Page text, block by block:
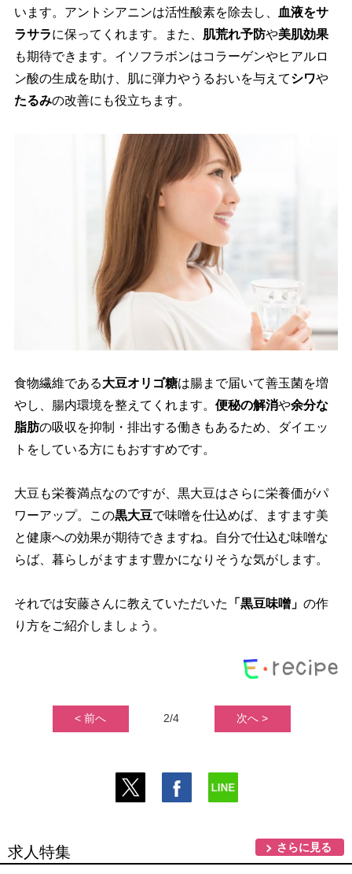
います。アントシアニンは活性酸素を除去し、
血液をサ
ラサラに保ってくれます。また、 肌荒れ予防
美肌効果
も期待できます。イソフラボンはコラーゲンやヒアルロ
ン酸の生成を助け、肌に弾力やうるおいを与えてシワ
たるみの改善にも役立ちます。
食物繊維である大豆オリゴ糖は腸まで届いて善玉菌を増
し、腸内環境を整えてくれます。 便秘の解消
余分な
脂肪の吸収を抑制・排出する働きもあるため、ダイエッ
トをしている方にもおすすめです。
大豆も栄養満点なのですが、黒大豆はさらに栄養価がパ
ワーアップ。この黒大豆で味噌を仕込めば、ますます美
と健康への効果が期待できますね。自分で仕込む味噌な
らば、暮らしがますます豊かになりそうな気がします。
それでは安藤さんに教えていただいた 「黒豆味噌」 の作
り方をご紹介しましょう。
< 前へ 2/4 次へ >
求人特集 さらに見る